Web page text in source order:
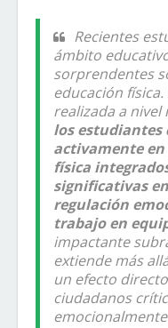
Recientes
ámbito
sorprendentes
educación
realizada a nivel
los
activamente
física
significativas
regulación
trabajo en
impactante
extiende más
un efecto
ciudadanos